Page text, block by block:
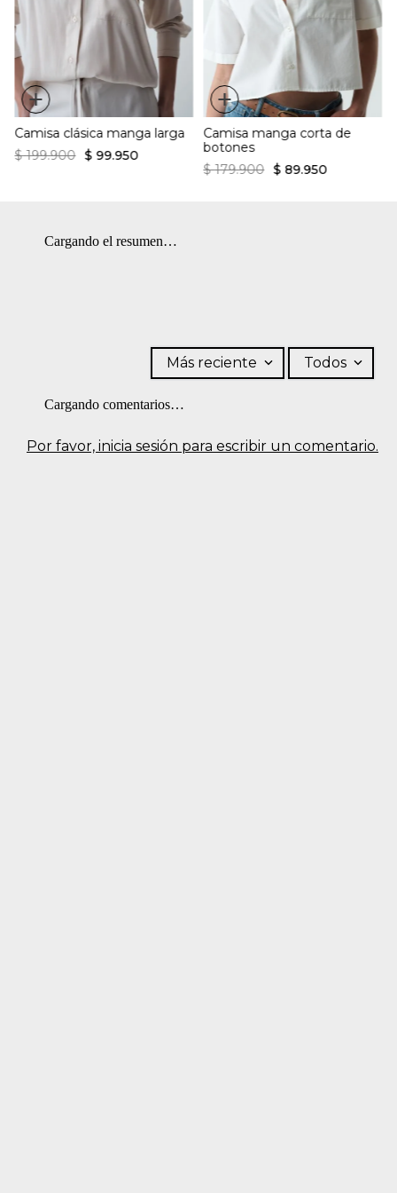
Estampado continuo
accesorios. CUIDADO TEXTIL PROFESIONAL: No limpieza en
seco. BLANQUEADO: No usar blanqueador. OTROS: Lavar por el
revés. OTROS: Planchar solo por el revés. PLANCHADO:
Planchar a una temperatura máxima de la base de 110 ºC, sin
vapor. Planchar con vapor puede causar daño irreversible.
OTROS: No retorcer ni exprimir.
+
Camisa clásica manga larga
$ 199.900 $ 99.950
+
Camisa manga corta de
botones
$ 179.900 $ 89.950
Cargando el resumen…
Por favor, inicia sesión para escribir un comentario.
Más reciente Todos
Cargando comentarios…